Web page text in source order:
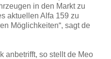
in den Markt zu
aktuellen Alfa 159 zu
Möglichkeiten“, sagt de
anbetrifft, so stellt de Meo